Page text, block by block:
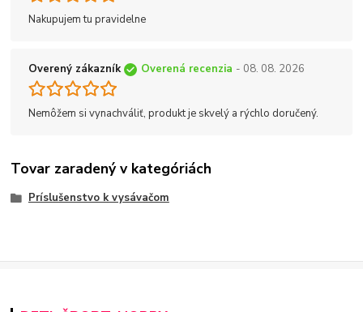
Nakupujem tu pravidelne
Overený zákazník Overená recenzia - 08. 08. 2026
Nemôžem si vynachváliť, produkt je skvelý a rýchlo doručený.
Tovar zaradený v kategóriách
Príslušenstvo k vysávačom